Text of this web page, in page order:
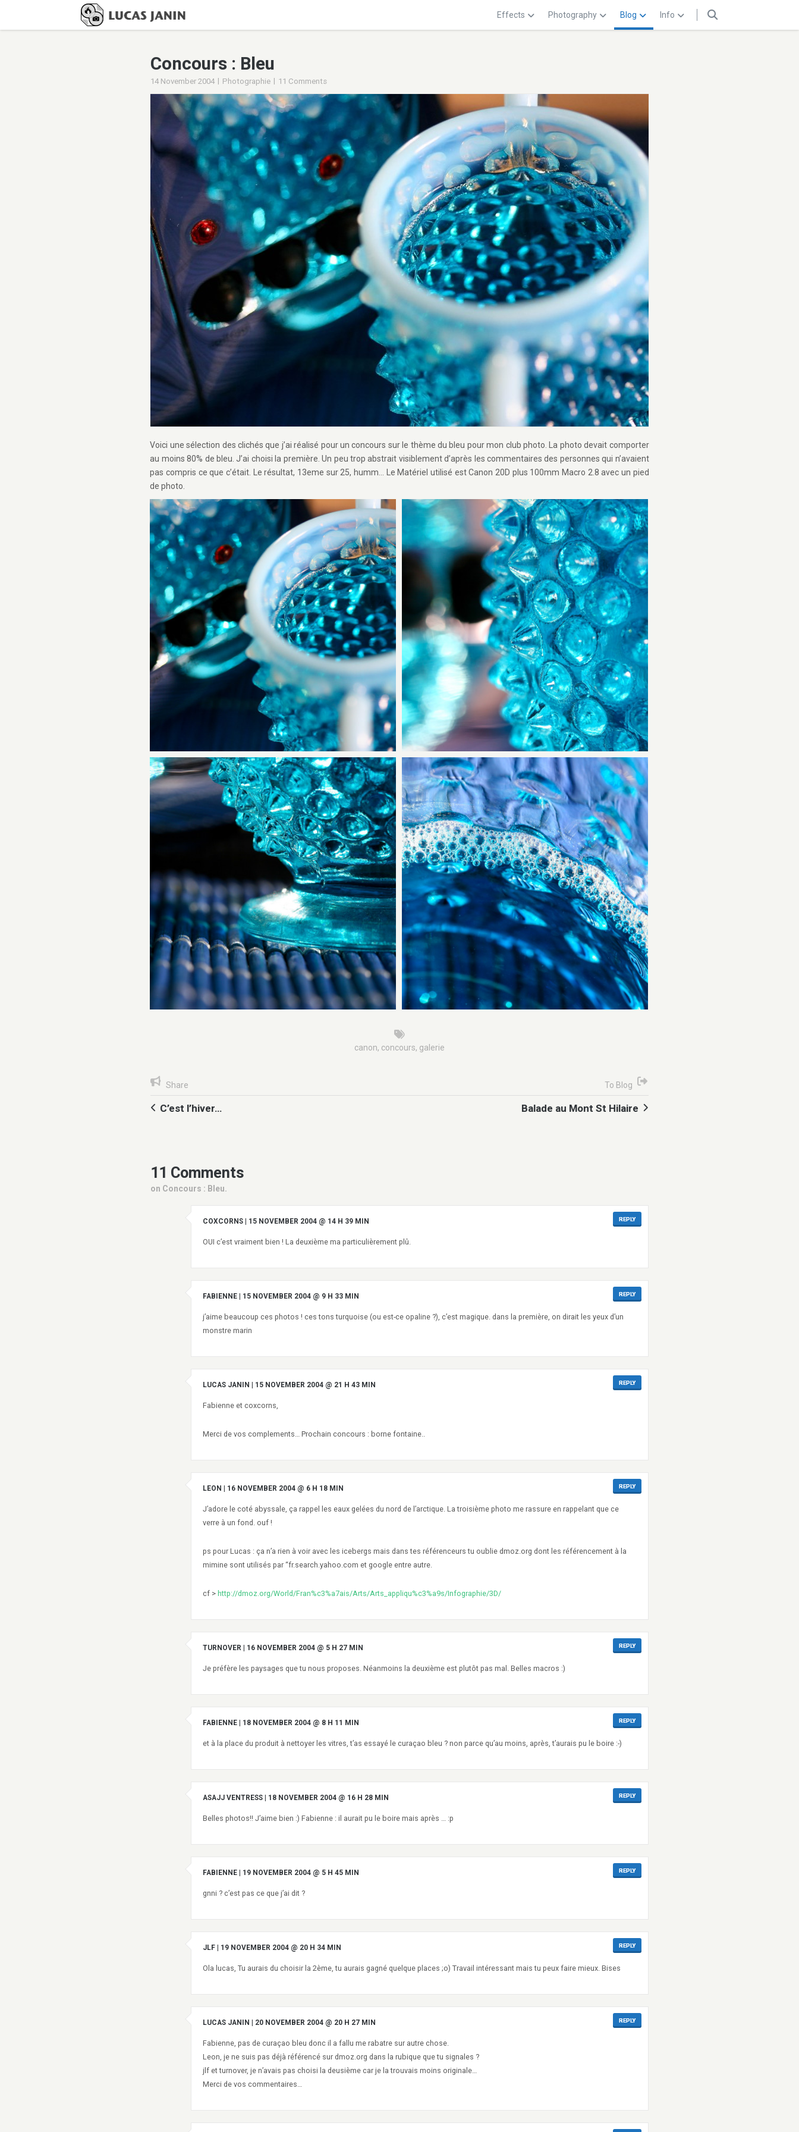
Effects Photography Blog Info
Concours : Bleu
14 November 2004 | Photographie | 11 Comments
Voici une sélection des clichés que j’ai réalisé pour un concours sur le thème du bleu pour mon club photo. La photo devait comporter
au moins 80% de bleu. J’ai choisi la première. Un peu trop abstrait visiblement d’après les commentaires des personnes qui n’avaient
pas compris ce que c’était. Le résultat, 13eme sur 25, humm… Le Matériel utilisé est Canon 20D plus 100mm Macro 2.8 avec un pied
de photo.
canon, concours, galerie
Share To Blog
C’est l’hiver… Balade au Mont St Hilaire
11 Comments
on Concours : Bleu.
COXCORNS 15 NOVEMBER 2004 @ 14 H 39 MIN REPLY
OUI c’est vraiment bien ! La deuxième ma particulièrement plû.
FABIENNE 15 NOVEMBER 2004 @ 9 H 33 MIN REPLY
j’aime beaucoup ces photos ! ces tons turquoise (ou est-ce opaline ?), c’est magique. dans la première, on dirait les yeux d’un
monstre marin
LUCAS JANIN 15 NOVEMBER 2004 @ 21 H 43 MIN REPLY
Fabienne et coxcorns,
Merci de vos complements… Prochain concours : borne fontaine..
LEON 16 NOVEMBER 2004 @ 6 H 18 MIN REPLY
J’adore le coté abyssale, ça rappel les eaux gelées du nord de l’arctique. La troisième photo me rassure en rappelant que ce
verre à un fond. ouf !
ps pour Lucas : ça n’a rien à voir avec les icebergs mais dans tes référenceurs tu oublie dmoz.org dont les référencement à la
mimine sont utilisés par “fr.search.yahoo.com et google entre autre.
cf > http://dmoz.org/World/Fran%c3%a7ais/Arts/Arts_appliqu%c3%a9s/Infographie/3D/
TURNOVER 16 NOVEMBER 2004 @ 5 H 27 MIN REPLY
Je préfère les paysages que tu nous proposes. Néanmoins la deuxième est plutôt pas mal. Belles macros :)
FABIENNE 18 NOVEMBER 2004 @ 8 H 11 MIN REPLY
et à la place du produit à nettoyer les vitres, t’as essayé le curaçao bleu ? non parce qu’au moins, après, t’aurais pu le boire :-)
ASAJJ VENTRESS 18 NOVEMBER 2004 @ 16 H 28 MIN REPLY
Belles photos!! J’aime bien :) Fabienne : il aurait pu le boire mais après … :p
FABIENNE 19 NOVEMBER 2004 @ 5 H 45 MIN REPLY
gnni ? c’est pas ce que j’ai dit ?
JLF 19 NOVEMBER 2004 @ 20 H 34 MIN REPLY
Ola lucas, Tu aurais du choisir la 2ème, tu aurais gagné quelque places ;o) Travail intéressant mais tu peux faire mieux. Bises
LUCAS JANIN 20 NOVEMBER 2004 @ 20 H 27 MIN REPLY
Fabienne, pas de curaçao bleu donc il a fallu me rabatre sur autre chose.
Leon, je ne suis pas déjà référencé sur dmoz.org dans la rubique que tu signales ?
jlf et turnover, je n’avais pas choisi la deusième car je la trouvais moins originale…
Merci de vos commentaires…